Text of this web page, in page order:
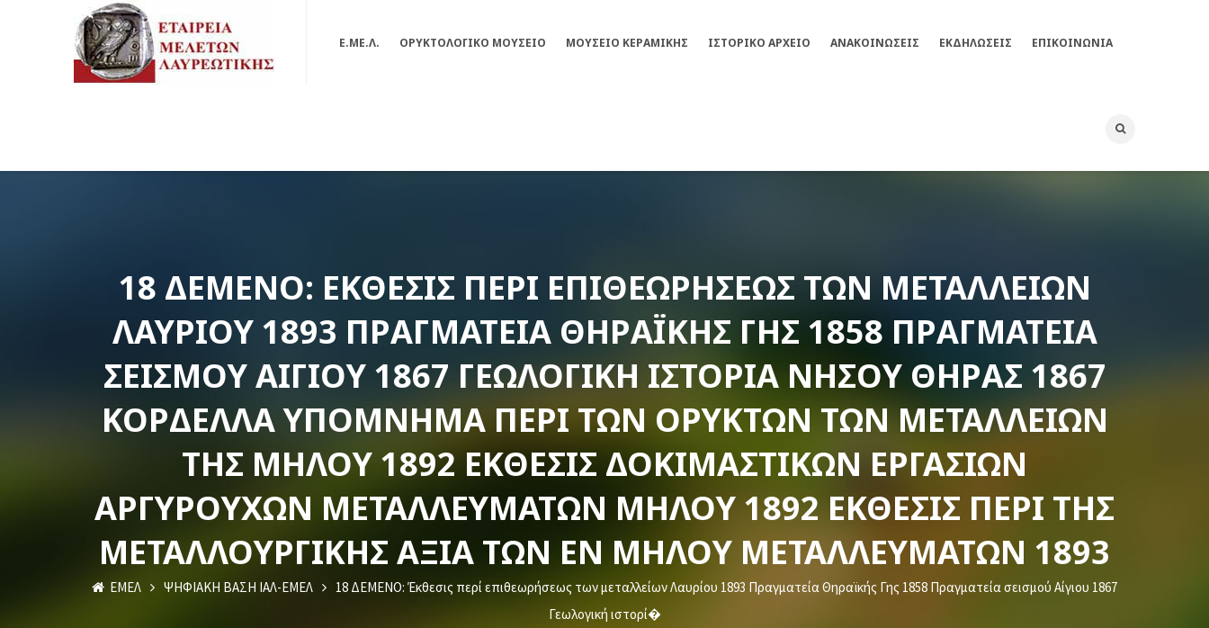
Ε.ΜΕ.Λ. ΟΡΥΚΤΟΛΟΓΙΚΌ ΜΟΥΣΕΊΟ ΜΟΥΣΕΊΟ ΚΕΡΑΜΙΚΉΣ ΙΣΤΟΡΙΚΌ ΑΡΧΕΊΟ ΑΝΑΚΟΙΝΩΣΕΙΣ ΕΚΔΗΛΏΣΕΙΣ ΕΠΙΚΟΙΝΩΝΊΑ
18 ΔΕΜΕΝΟ: ΈΚΘΕΣΙΣ ΠΕΡΊ ΕΠΙΘΕΩΡΉΣΕΩΣ ΤΩΝ ΜΕΤΑΛΛΕΊΩΝ
ΛΑΥΡΊΟΥ 1893 ΠΡΑΓΜΑΤΕΊΑ ΘΗΡΑΪΚΉΣ ΓΗΣ 1858 ΠΡΑΓΜΑΤΕΊΑ
ΣΕΙΣΜΟΎ ΑΊΓΙΟΥ 1867 ΓΕΩΛΟΓΙΚΉ ΙΣΤΟΡΊΑ ΝΉΣΟΥ ΘΉΡΑΣ 1867
ΚΟΡΔΈΛΛΑ ΥΠΌΜΝΗΜΑ ΠΕΡΊ ΤΩΝ ΟΡΥΚΤΏΝ ΤΩΝ ΜΕΤΑΛΛΕΊΩΝ
ΤΗΣ ΜΉΛΟΥ 1892 ΈΚΘΕΣΙΣ ΔΟΚΙΜΑΣΤΙΚΏΝ ΕΡΓΑΣΙΏΝ
ΑΡΓΥΡΟΎΧΩΝ ΜΕΤΑΛΛΕΥΜΆΤΩΝ ΜΉΛΟΥ 1892 ΈΚΘΕΣΙΣ ΠΕΡΊ ΤΗΣ
ΜΕΤΑΛΛΟΥΡΓΙΚΉΣ ΑΞΊΑ ΤΩΝ ΕΝ ΜΉΛΟΥ ΜΕΤΑΛΛΕΥΜΆΤΩΝ 1893
ΕΜΕΛ ΨΗΦΙΑΚΗ ΒΑΣΗ ΙΑΛ-ΕΜΕΛ
18 ΔΕΜΕΝΟ: Έκθεσις περί επιθεωρήσεως των μεταλλείων Λαυρίου 1893 Πραγματεία Θηραϊκής Γης 1858 Πραγματεία σεισμού Αίγιου 1867
Γεωλογική ιστορί�